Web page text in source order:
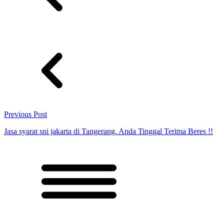
Previous Post
Jasa syarat sni jakarta di Tangerang. Anda Tinggal Terima Beres !!